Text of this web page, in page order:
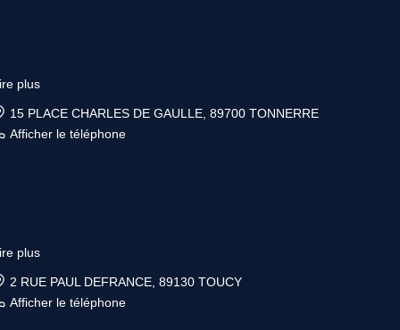
plus
15 PLACE CHARLES DE GAULLE, 89700 TONNERRE
Afficher le téléphone
plus
2 RUE PAUL DEFRANCE, 89130 TOUCY
Afficher le téléphone